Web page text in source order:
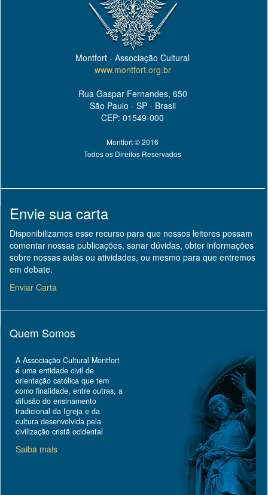
Montfort - Associação Cultural
www.montfort.org.br
Rua Gaspar Fernandes, 650
São Paulo - SP - Brasil
CEP: 01549-000
Montfort © 2016
Todos os Direitos Reservados
Envie sua carta
Disponibilizamos esse recurso para que nossos leitores possam
comentar nossas publicações, sanar dúvidas, obter informações
sobre nossas aulas ou atividades, ou mesmo para que entremos
em debate.
Enviar Carta
Quem Somos
A Associação Cultural Montfort
é uma entidade civil de
orientação católica que tem
como finalidade, entre outras, a
difusão do ensinamento
tradicional da Igreja e da
cultura desenvolvida pela
civilização cristã ocidental
Saiba mais